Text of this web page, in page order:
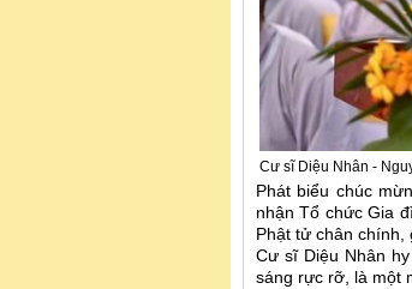
Cư sĩ Diệu Nhân -
Phát biểu chúc
nhận Tổ chức Gia
Phật tử chân chính,
Cư sĩ Diệu Nhân
sáng rực rỡ, là một